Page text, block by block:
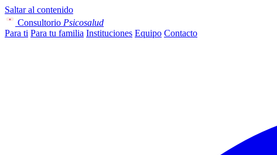
Saltar al contenido
Consultorio Psicosalud
Para ti Para tu familia Instituciones Equipo Contacto